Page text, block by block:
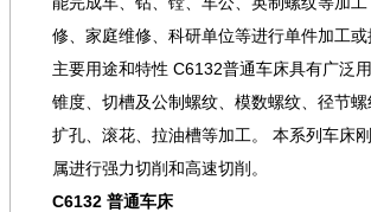
修、家庭维修、科研单位等进行单件加工或
主要用途和特性 C6132普通车床具有广泛
锥度、切槽及公制螺纹、模数螺纹、径节
扩孔、滚花、拉油槽等加工。 本系列车床
属进行强力切削和高速切削。
C6132 普通车床